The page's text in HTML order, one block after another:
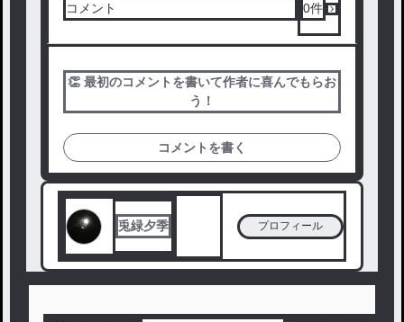
コメント 0件
👏 最初のコメントを書いて作者に喜んでもらお
う！
コメントを書く
兎緑夕季 プロフィール